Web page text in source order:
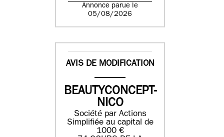
Annonce parue le
05/08/2026
AVIS DE MODIFICATION
BEAUTYCONCEPT-
NICO
Société par Actions
Simplifiée au capital de
1000 €